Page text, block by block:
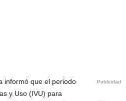
Publicidad
informó que el periodo
y Uso (IVU) para